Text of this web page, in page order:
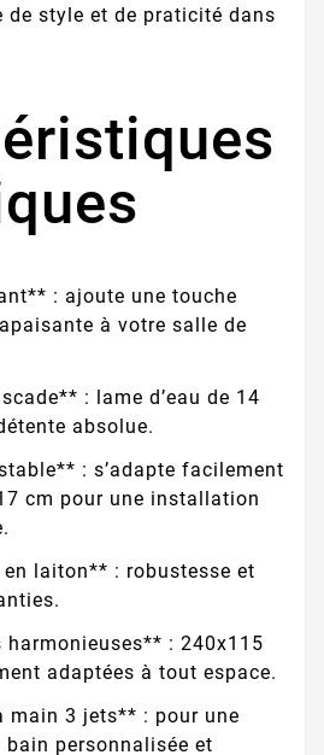
de style et de praticité dans
: ajoute une touche
à votre salle de
: lame d’eau de 14
absolue.
: s’adapte facilement
cm pour une installation
laiton** : robustesse et
harmonieuses** : 240x115
adaptées à tout espace.
main 3 jets** : pour une
bain personnalisée et